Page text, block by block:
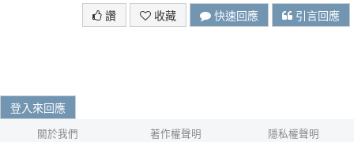
讚 收藏 快速回應 引言回應
登入來回應
關於我們 著作權聲明 隱私權聲明